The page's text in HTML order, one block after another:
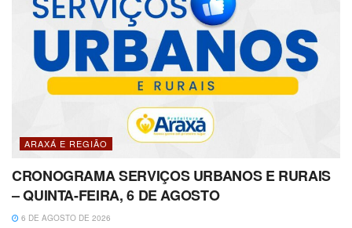
ARAXÁ E REGIÃO
CRONOGRAMA SERVIÇOS URBANOS E RURAIS
– QUINTA-FEIRA, 6 DE AGOSTO
6 DE AGOSTO DE 2026